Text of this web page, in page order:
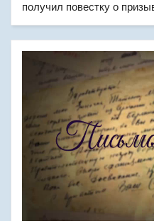
получил повестку о